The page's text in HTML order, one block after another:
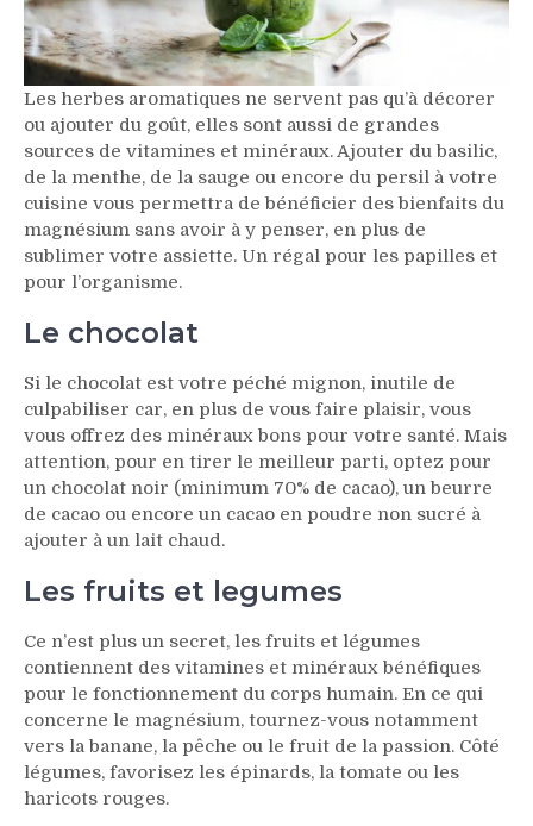
Les herbes aromatiques ne servent pas qu’à décorer
ou ajouter du goût, elles sont aussi de grandes
sources de vitamines et minéraux. Ajouter du basilic,
de la menthe, de la sauge ou encore du persil à votre
cuisine vous permettra de bénéficier des bienfaits du
magnésium sans avoir à y penser, en plus de
sublimer votre assiette. Un régal pour les papilles et
pour l’organisme.
Le chocolat
Si le chocolat est votre péché mignon, inutile de
culpabiliser car, en plus de vous faire plaisir, vous
vous offrez des minéraux bons pour votre santé. Mais
attention, pour en tirer le meilleur parti, optez pour
un chocolat noir (minimum 70% de cacao), un beurre
de cacao ou encore un cacao en poudre non sucré à
ajouter à un lait chaud.
Les fruits et legumes
Ce n’est plus un secret, les fruits et légumes
contiennent des vitamines et minéraux bénéfiques
pour le fonctionnement du corps humain. En ce qui
concerne le magnésium, tournez-vous notamment
vers la banane, la pêche ou le fruit de la passion. Côté
légumes, favorisez les épinards, la tomate ou les
haricots rouges.